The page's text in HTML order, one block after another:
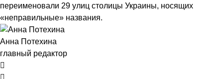
переименовали 29 улиц столицы Украины, носящих
«неправильные» названия.
Анна Потехина
главный редактор